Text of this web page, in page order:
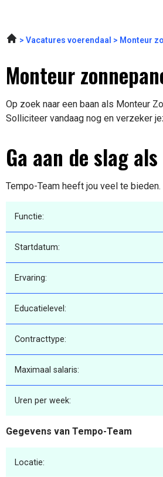
Vacatures voerendaal Monteur
Monteur
Op zoek naar een baan als Monteur
Solliciteer vandaag nog en verzeker
Ga aan de slag
Tempo-Team heeft jou veel te
Functie:
Startdatum:
Ervaring:
Educatielevel:
Contracttype:
Maximaal salaris:
Uren per week:
Gegevens van Tempo-Team
Locatie: